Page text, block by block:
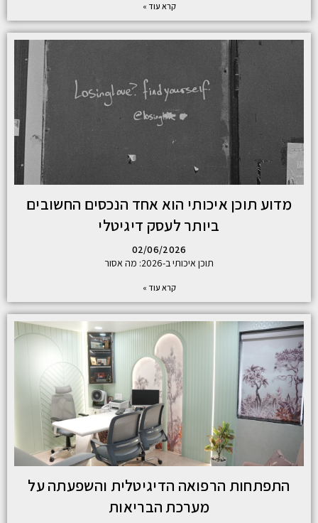
קרא עוד »
מדוע תוכן איכותי הוא אחד הנכסים החשובים
ביותר לעסק דיגיטלי
02/06/2026
תוכן איכותי ב-2026: מה אסור
קרא עוד »
התפתחות הרפואה הדיגיטלית והשפעתה על
מערכת הבריאות